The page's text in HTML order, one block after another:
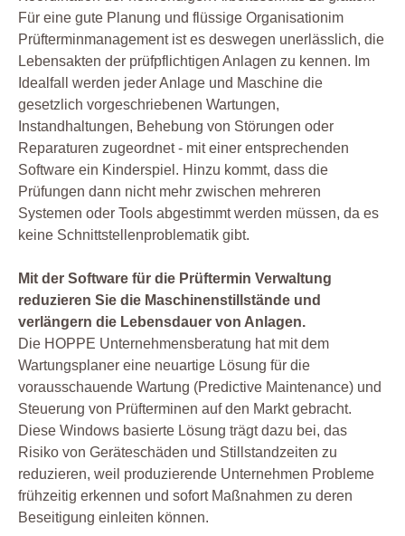
Für eine gute Planung und flüssige Organisationim
Prüfterminmanagement ist es deswegen unerlässlich, die
Lebensakten der prüfpflichtigen Anlagen zu kennen. Im
Idealfall werden jeder Anlage und Maschine die
gesetzlich vorgeschriebenen Wartungen,
Instandhaltungen, Behebung von Störungen oder
Reparaturen zugeordnet - mit einer entsprechenden
Software ein Kinderspiel. Hinzu kommt, dass die
Prüfungen dann nicht mehr zwischen mehreren
Systemen oder Tools abgestimmt werden müssen, da es
keine Schnittstellenproblematik gibt.
Mit der Software für die Prüftermin Verwaltung
reduzieren Sie die Maschinenstillstände und
verlängern die Lebensdauer von Anlagen.
Die HOPPE Unternehmensberatung hat mit dem
Wartungsplaner eine neuartige Lösung für die
vorausschauende Wartung (Predictive Maintenance) und
Steuerung von Prüfterminen auf den Markt gebracht.
Diese Windows basierte Lösung trägt dazu bei, das
Risiko von Geräteschäden und Stillstandzeiten zu
reduzieren, weil produzierende Unternehmen Probleme
frühzeitig erkennen und sofort Maßnahmen zu deren
Beseitigung einleiten können.